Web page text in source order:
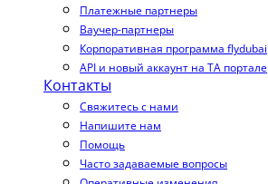
Платежные партнеры
Ваучер-партнеры
Корпоративная программа flydubai
API и новый аккаунт на TA портале
Контакты
Свяжитесь с нами
Напишите нам
Помощь
Часто задаваемые вопросы